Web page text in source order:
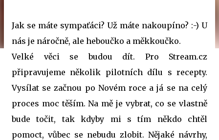
Jak se máte sympaťáci? Už máte nakoupíno? :-) U
nás je náročně, ale heboučko a měkkoučko.
Velké věci se budou dít. Pro Stream.cz
připravujeme několik pilotních dílu s recepty.
Vysílat se začnou po Novém roce a já se na celý
proces moc těším. Na mě je vybrat, co se vlastně
bude točit, tak kdyby mi s tím někdo chtěl
pomoct, vůbec se nebudu zlobit. Nějaké návrhy,